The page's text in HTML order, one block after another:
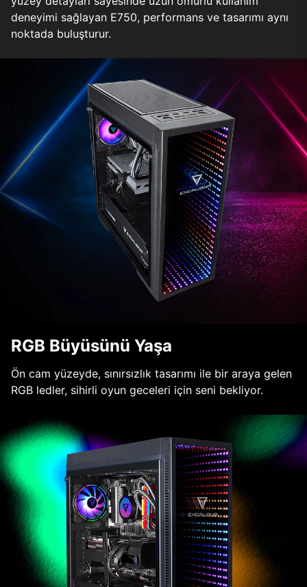
deneyimi sağlayan E750, performans ve tasarımı aynı
noktada buluşturur.
RGB Büyüsünü Yaşa
Ön cam yüzeyde, sınırsızlık tasarımı ile bir araya gelen
RGB ledler, sihirli oyun geceleri için seni bekliyor.